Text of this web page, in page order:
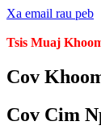
Xa email rau peb
Tsis Muaj
Cov
Cov Cim